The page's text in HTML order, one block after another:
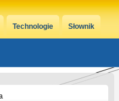
Technologie Słownik